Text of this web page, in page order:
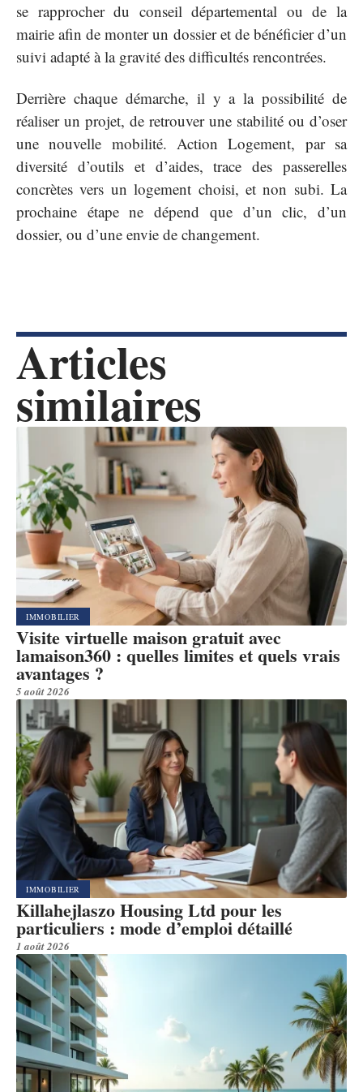
se rapprocher du conseil départemental ou de la
mairie afin de monter un dossier et de bénéficier d’un
suivi adapté à la gravité des difficultés rencontrées.
Derrière chaque démarche, il y a la possibilité de
réaliser un projet, de retrouver une stabilité ou d’oser
une nouvelle mobilité. Action Logement, par sa
diversité d’outils et d’aides, trace des passerelles
concrètes vers un logement choisi, et non subi. La
prochaine étape ne dépend que d’un clic, d’un
dossier, ou d’une envie de changement.
Articles
similaires
IMMOBILIER
Visite virtuelle maison gratuit avec
lamaison360 : quelles limites et quels vrais
avantages ?
5 août 2026
IMMOBILIER
Killahejlaszo Housing Ltd pour les
particuliers : mode d’emploi détaillé
1 août 2026